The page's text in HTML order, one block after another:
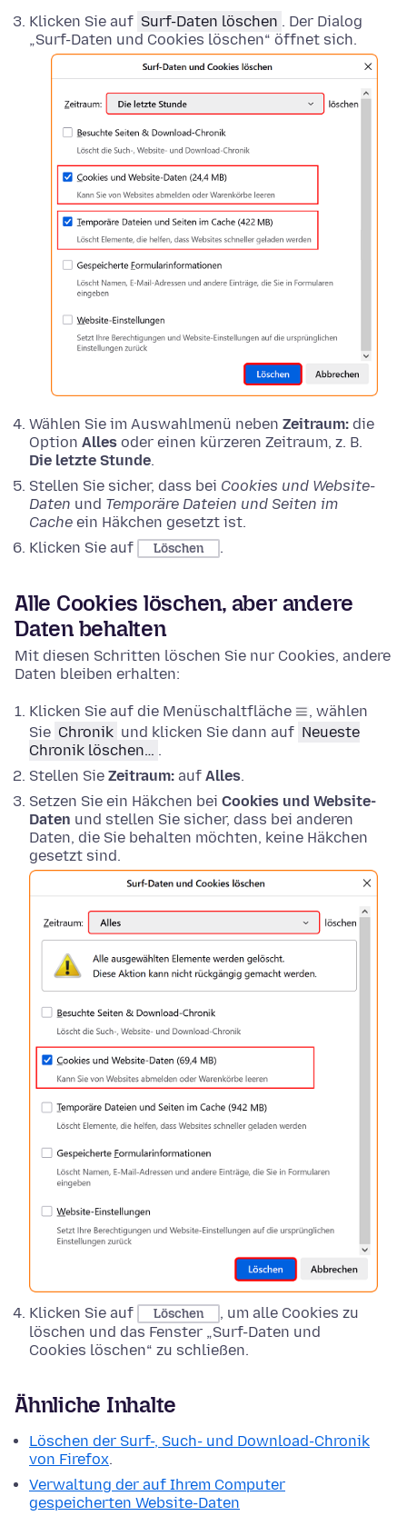
Klicken Sie auf Surf-Daten löschen . Der Dialog
„Surf-Daten und Cookies löschen“ öffnet sich.
Wählen Sie im Auswahlmenü neben Zeitraum: die
Option Alles oder einen kürzeren Zeitraum, z. B.
Die letzte Stunde.
Stellen Sie sicher, dass bei Cookies und Website-
Daten und Temporäre Dateien und Seiten im
Cache ein Häkchen gesetzt ist.
Klicken Sie auf
Löschen .
Alle Cookies löschen, aber andere
Daten behalten
Mit diesen Schritten löschen Sie nur Cookies, andere
Daten bleiben erhalten:
Klicken Sie auf die Menüschaltfläche
, wählen
Sie Chronik und klicken Sie dann auf Neueste
Chronik löschen… .
Stellen Sie Zeitraum: auf Alles.
Setzen Sie ein Häkchen bei Cookies und Website-
Daten und stellen Sie sicher, dass bei anderen
Daten, die Sie behalten möchten, keine Häkchen
gesetzt sind.
Klicken Sie auf Löschen
, um alle Cookies zu
löschen und das Fenster „Surf-Daten und
Cookies löschen“ zu schließen.
Ähnliche Inhalte
Löschen der Surf-, Such- und Download-Chronik
von Firefox.
Verwaltung der auf Ihrem Computer
gespeicherten Website-Daten